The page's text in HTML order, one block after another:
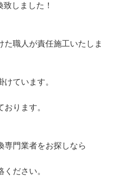
しました！
職人が責任施工いたしま
ています。
ります。
専門業者をお探しなら
ださい。